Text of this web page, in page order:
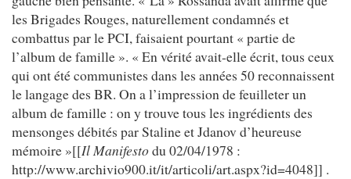
les Brigades Rouges, naturellement condamnés et
combattus par le PCI, faisaient pourtant « partie de
l’album de famille ». « En vérité avait-elle écrit, tous ceux
qui ont été communistes dans les années 50 reconnaissent
le langage des BR. On a l’impression de feuilleter un
album de famille : on y trouve tous les ingrédients des
mensonges débités par Staline et Jdanov d’heureuse
mémoire »[[Il Manifestodu 02/04/1978 :
http://www.archivio900.it/it/articoli/art.aspx?id=4048]] .